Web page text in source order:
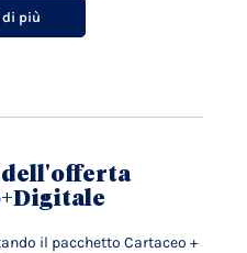
di più
il pacchetto Cartaceo +